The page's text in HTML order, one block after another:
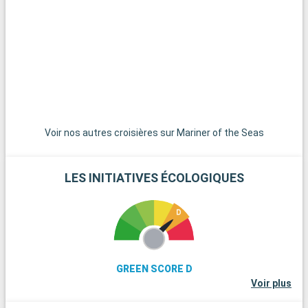
Voir nos autres croisières sur Mariner of the Seas
LES INITIATIVES ÉCOLOGIQUES
GREEN SCORE D
Voir plus